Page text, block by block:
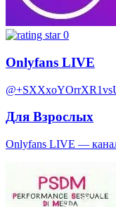
0
Onlyfans LIVE
Для Взрослых
Onlyfans LIVE —